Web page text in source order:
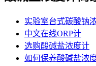
实验室台式碳酸钠
中文在线ORP计
选购酸碱盐浓度计
如何保养酸碱盐浓